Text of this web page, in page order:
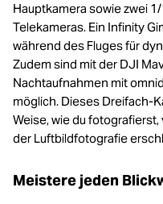
Hauptkamera sowie zwei
Telekameras. Ein Infinity
während des Fluges für
Zudem sind mit der DJI
Nachtaufnahmen mit
möglich. Dieses Dreifach-
Weise, wie du
der Luftbildfotografie
Meistere jeden